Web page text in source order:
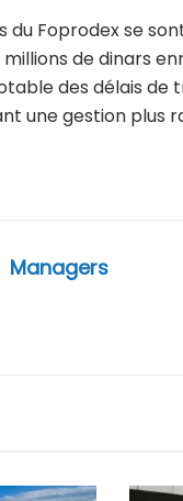
du Foprodex se
de dinars
des délais de
une gestion plus
Managers